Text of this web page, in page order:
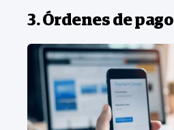
3. Órdenes de pago